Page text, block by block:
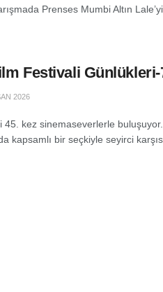
Prenses Mumbi Altın
Festivali Günlükleri-
2026
45. kez sinemaseverlerle
kapsamlı bir seçkiyle seyirci